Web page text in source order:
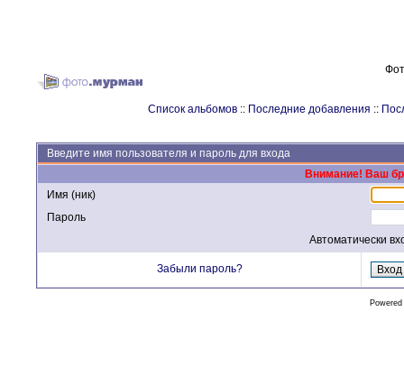
Список альбомов :: Последние добавления ::
Введите имя пользователя и пароль для входа
Внимание! Ваш
Имя (ник)
Пароль
Автоматически
Забыли пароль?